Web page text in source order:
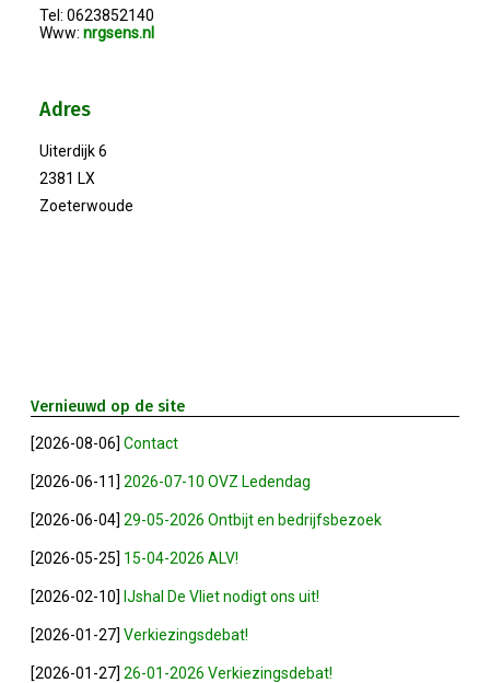
Winkeltijden Verruimd
Prachtige (leden-)dag 2023
Mooi Bezoek Aan Mulder Shipyard
2023-05-31: Digitaliserings-Vouchers
Na 13 Jaar: Hugo Choufour Stopt Als
Tel: 0623852140
Www: nrgsens.nl
Adres
Uiterdijk 6
2381 LX
Zoeterwoude
Vernieuwd op de site
[2026-08-06] Contact
[2026-06-11] 2026-07-10 OVZ Ledendag
[2026-06-04] 29-05-2026 Ontbijt en bedrijfsbezoek
[2026-05-25] 15-04-2026 ALV!
[2026-02-10] IJshal De Vliet nodigt ons uit!
[2026-01-27] Verkiezingsdebat!
[2026-01-27] 26-01-2026 Verkiezingsdebat!